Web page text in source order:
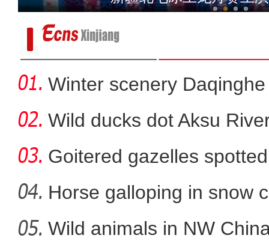
新疆沙雅：首届“最美村歌
Winter scenery
Wild ducks dot Aksu
Goitered gazelles
Horse galloping in snow
a
Wild animals in NW